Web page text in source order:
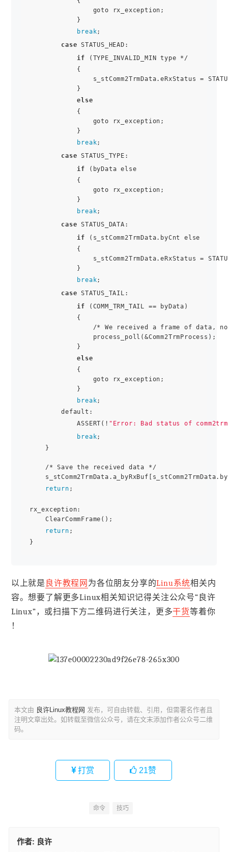
goto rx_exception;
}
break;
case STATUS_HEAD:
if (TYPE_INVALID_MIN type */
{
s_stComm2TrmData.eRxStatus =
}
else
{
goto rx_exception;
}
break;
case STATUS_TYPE:
if (byData else
{
goto rx_exception;
}
break;
case STATUS_DATA:
if (s_stComm2TrmData.byCnt else
{
s_stComm2TrmData.eRxStatus =
}
break;
case STATUS_TAIL:
if (COMM_TRM_TAIL == byData)
{
/* We received a frame of data, now
process_poll(&Comm2TrmProcess);
}
else
{
goto rx_exception;
}
break;
default:
ASSERT(! "Error: Bad status of
break;
}
/* Save the received data */
return ;
rx_exception:
ClearCommFrame();
return ;
以上就是 良许教程网 为各位朋友分享的Linu系统相关内
容。想要了解更多Linux相关知识记得关注公众号“良许
Linux”，或扫描下方二维码进行关注，更多干货等着你
！
本文由 良许Linux教程网 发布，可自由转载、引用，但需署名作者且
注明文章出处。如转载至微信公众号，请在文末添加作者公众号二维
码。
打赏 21赞
命令 技巧
作者: 良许